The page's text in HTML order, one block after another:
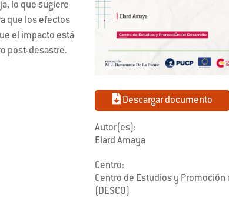
lo que sugiere
que los efectos
el impacto está
post-desastre.
Descargar documento
Autor(es):
Elard Amaya
Centro:
Centro de Estudios y Promoción
(DESCO)